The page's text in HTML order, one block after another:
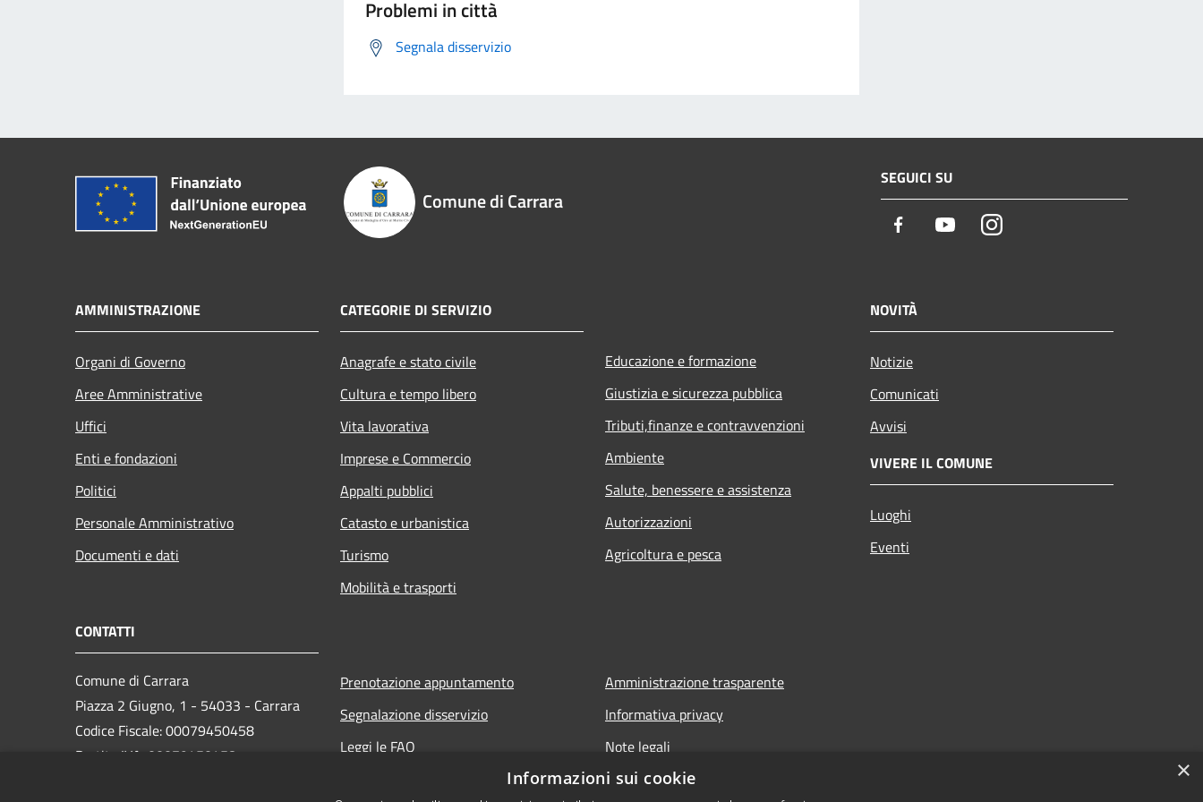
Problemi in città
Segnala disservizio
Comune di Carrara
SEGUICI SU
Facebook YoutubeInstagram
AMMINISTRAZIONE
Organi di Governo
Aree Amministrative
Uffici
Enti e fondazioni
Politici
Personale Amministrativo
Documenti e dati
CATEGORIE DI SERVIZIO
Anagrafe e stato civile
Cultura e tempo libero
Vita lavorativa
Imprese e Commercio
Appalti pubblici
Catasto e urbanistica
Turismo
Mobilità e trasporti
Educazione e formazione
Giustizia e sicurezza pubblica
Tributi,finanze e contravvenzioni
Ambiente
Salute, benessere e assistenza
Autorizzazioni
Agricoltura e pesca
NOVITÀ
Notizie
Comunicati
Avvisi
VIVERE IL COMUNE
Luoghi
Eventi
CONTATTI
Comune di Carrara
Piazza 2 Giugno, 1 - 54033 - Carrara
Codice Fiscale: 00079450458
Partita IVA: 00079450458
Prenotazione appuntamento
Segnalazione disservizio
Leggi le FAQ
Amministrazione trasparente
Informativa privacy
Note legali
Dichiarazione di accessibilità
×
Informazioni sui cookie